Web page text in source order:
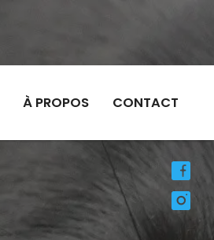
À PROPOS CONTACT